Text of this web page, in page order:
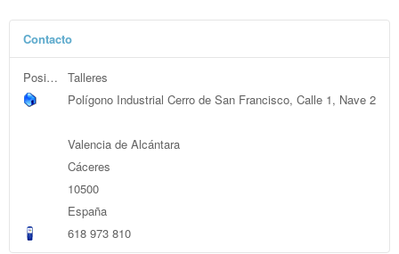
Contacto
Posición:
Talleres
Polígono Industrial Cerro de San Francisco, Calle 1, Nave 2
Valencia de Alcántara
Cáceres
10500
España
618 973 810